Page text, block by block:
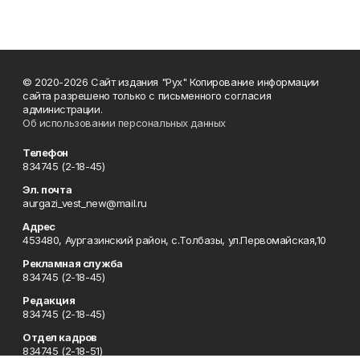
© 2020-2026 Сайт издания "Рух" Копирование информации
сайта разрешено только с письменного согласия
администрации.
Об использовании персональных данных
Телефон
834745 (2-18-45)
Эл. почта
aurgazi_vest_new@mail.ru
Адрес
453480, Аургазинский район, с.Толбазы, ул.Первомайская,10
Рекламная служба
834745 (2-18-45)
Редакция
834745 (2-18-45)
Отдел кадров
834745 (2-18-51)